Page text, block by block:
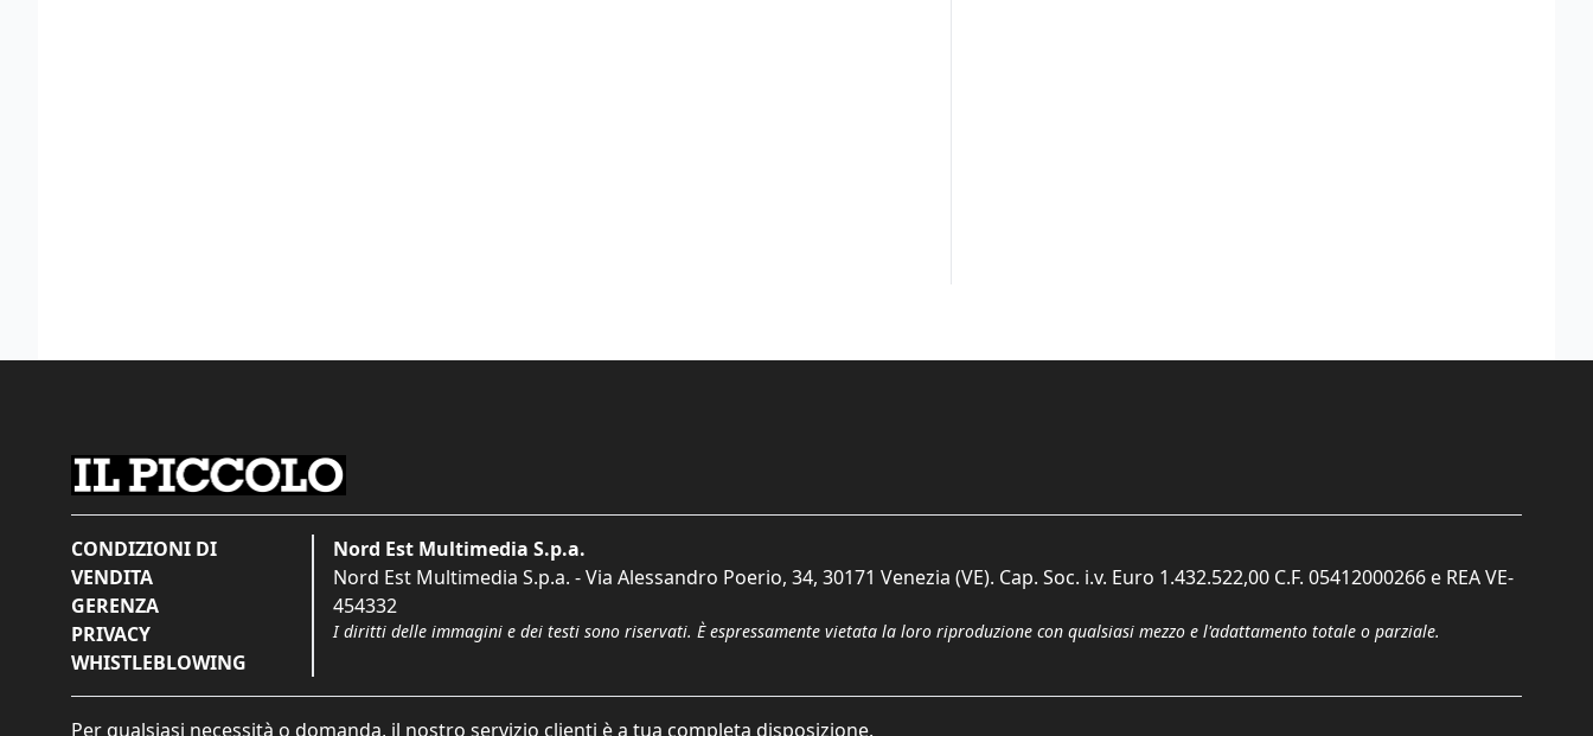
CONDIZIONI DI
VENDITA
GERENZA
PRIVACY
WHISTLEBLOWING
Nord Est Multimedia S.p.a.
Nord Est Multimedia S.p.a. - Via Alessandro Poerio, 34, 30171 Venezia (VE). Cap. Soc. i.v. Euro 1.432.522,00 C.F. 05412000266 e REA VE-
454332
I diritti delle immagini e dei testi sono riservati. È espressamente vietata la loro riproduzione con qualsiasi mezzo e l'adattamento totale o parziale.
Per qualsiasi necessità o domanda, il nostro servizio clienti è a tua completa disposizione.